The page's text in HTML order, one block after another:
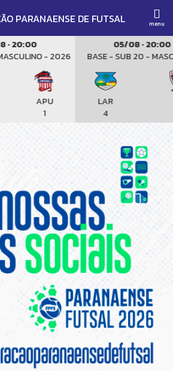
PARANAENSE DE FUTSAL menu
20:00
- 2026
APU
05/08 · 20:00
BASE - SUB 20 -
LAR